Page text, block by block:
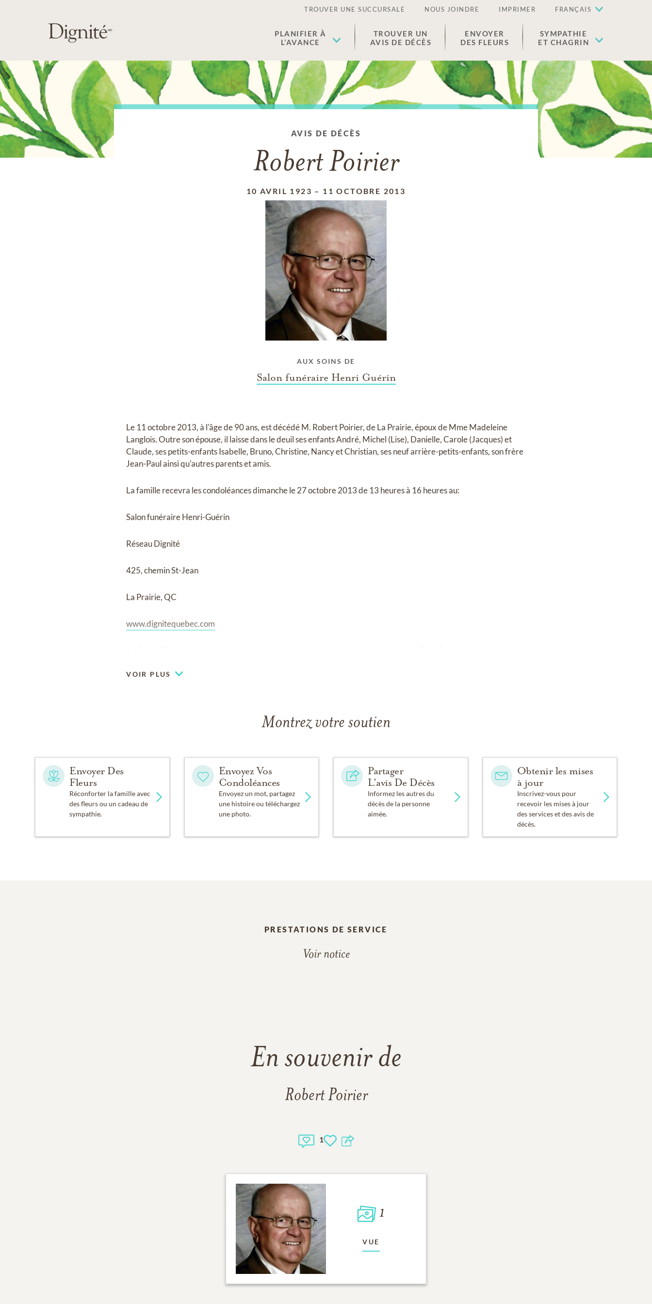
TROUVER UNE SUCCURSALE NOUS JOINDRE IMPRIMER FRANÇAIS
PLANIFIER À
L’AVANCE
TROUVER UN
AVIS DE DÉCÈS
ENVOYER
DES FLEURS
SYMPATHIE
ET CHAGRIN
AVIS DE DÉCÈS
Robert Poirier
10 AVRIL 1923 – 11 OCTOBRE 2013
AUX SOINS DE
Salon funéraire Henri Guérin
Le 11 octobre 2013, à l'âge de 90 ans, est décédé M. Robert Poirier, de La Prairie, époux de Mme Madeleine
Langlois. Outre son épouse, il laisse dans le deuil ses enfants André, Michel (Lise), Danielle, Carole (Jacques) et
Claude, ses petits-enfants Isabelle, Bruno, Christine, Nancy et Christian, ses neuf arrière-petits-enfants, son frère
Jean-Paul ainsi qu'autres parents et amis.
La famille recevra les condoléances dimanche le 27 octobre 2013 de 13 heures à 16 heures au:
Salon funéraire Henri-Guérin
Réseau Dignité
425, chemin St-Jean
La Prairie, QC
www.dignitequebec.com
VOIR PLUS
Montrez votre soutien
Envoyer Des
Fleurs
Réconforter la famille avec
des fleurs ou un cadeau de
sympathie.
Envoyez Vos
Condoléances
Envoyez un mot, partagez
une histoire ou téléchargez
une photo.
Partager
L'avis De Décès
Informez les autres du
décès de la personne
aimée.
Obtenir les mises
à jour
Inscrivez-vous pour
recevoir les mises à jour
des services et des avis de
décès.
PRESTATIONS DE SERVICE
Voir notice
En souvenir de
Robert Poirier
1
1
VUE